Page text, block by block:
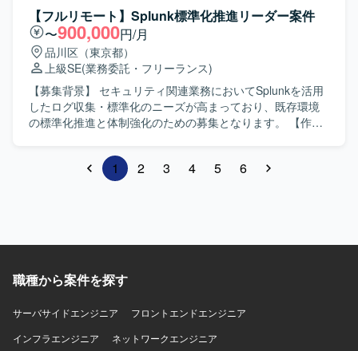
境】 POSITIVE人事給与パッケージを中心とした人事・給
与・就業システム環境での導入およびアドオン開発となり
ます。
テムへの移管、新機能構築に伴う設計業務を担当していた
だきます。フロントエンドおよびバックエンドの設計レビ
ュー、開発レビュー、テストレビューを行い、オフショア
で作成された設計書や成果物の品質確認も実施していただ
きます。 【求める人物像】 上流工程から主体的に参画し、
関係者とコミュニケーションを取りながらシステム全体を
見渡した設計やレビューができる方を求めています。複数
技術スタックを横断してキャッチアップしつつ、品質にこ
模システム刷新プロジェクトに長期で参画でき、クラウド
化やセンター化などの構想から詳細設計・レビューまで一
【開発環境】 TypeScript、React、React Native、Java、
開発となります。
【フルリモート】Splunk標準化推進リーダー案件
〜900,000円/月
品川区（東京都）
上級SE(業務委託・フリーランス)
【募集背景】 セキュリティ関連業務においてSplunkを活用
したログ収集・標準化のニーズが高まっており、既存環境
の標準化推進と体制強化のための募集となります。 【作業
で利用されているSplunk環境の収集ルール標準化を推進し
ていただきます。既にSplunkを利用している他チームメン
バーと連携し、ログ収集要件の整理、標準ルールの設計、
める人物像】 Splunkを用いたログ収集基盤の設計・構築に
案しながら進めていただける方を想定しています。チーム
整・推進していくことが得意な方を歓迎いたします。 【ポ
わることができ、ログ収集・標準化のノウハウを蓄積して
1 2 3 4 5 6
職種から案件を探す
サーバサイドエンジニア
フロントエンドエンジニア
インフラエンジニア
ネットワークエンジニア